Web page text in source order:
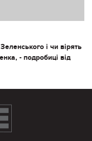
і чи вірять
- подробиці від